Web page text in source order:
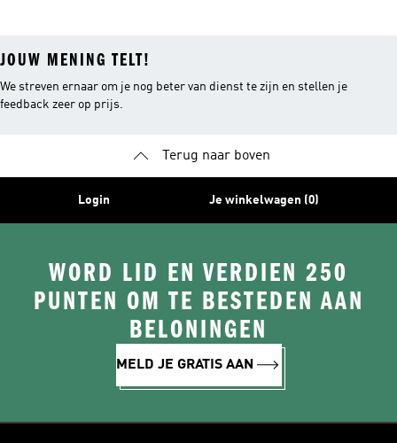
JOUW MENING TELT!
We streven ernaar om je nog beter van dienst te zijn en stellen je
feedback zeer op prijs.
Terug naar boven
Login Je winkelwagen (0)
WORD LID EN VERDIEN 250
PUNTEN OM TE BESTEDEN AAN
BELONINGEN
MELD JE GRATIS AAN